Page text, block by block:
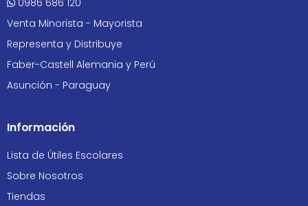
0986 686 120
Venta Minorista - Mayorista
Representa y Distribuye
Faber-Castell Alemania y Perú
Asunción - Paraguay
Información
Lista de Útiles Escolares
Sobre Nosotros
Tiendas